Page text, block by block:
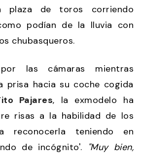
plaza de toros corriendo
podían de la lluvia con
chubasqueros.
las cámaras mientras
prisa hacia su coche cogida
Pajares, la exmodelo ha
risas a la habilidad de los
reconocerla teniendo en
de incógnito'.
"Muy bien,